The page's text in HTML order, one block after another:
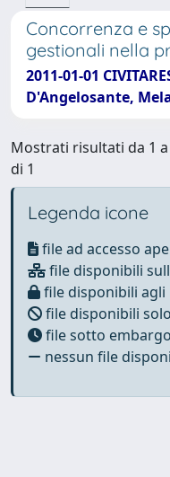
Concorrenza e
gestionali nella
2011-01-01
D'Angelosante,
Mostrati risultati da 1 a
di 1
Legenda icone
file ad accesso
file disponibili
file disponibili
file disponibili
file sotto embargo
nessun file